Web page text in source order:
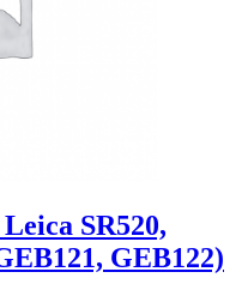
SR520,
GEB122)